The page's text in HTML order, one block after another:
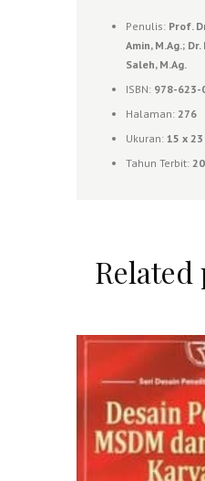
Penulis: Prof.
Amin, M.Ag.;
Saleh, M.Ag.
ISBN: 978-623-
Halaman: 276
Ukuran: 15 x
Tahun Terbit:
Related